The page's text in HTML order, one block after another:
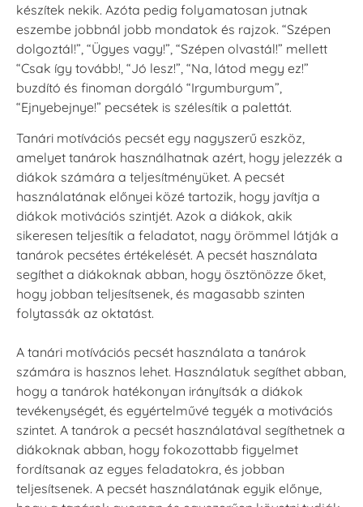
készítek nekik. Azóta pedig folyamatosan jutnak
eszembe jobbnál jobb mondatok és rajzok. “Szépen
dolgoztál!”, “Ügyes vagy!”, “Szépen olvastál!” mellett
“Csak így tovább!, “Jó lesz!”, “Na, látod megy ez!”
buzdító és finoman dorgáló “Irgumburgum”,
“Ejnyebejnye!” pecsétek is szélesítik a palettát.
Tanári motívációs pecsét egy nagyszerű eszköz,
amelyet tanárok használhatnak azért, hogy jelezzék a
diákok számára a teljesítményüket. A pecsét
használatának előnyei közé tartozik, hogy javítja a
diákok motivációs szintjét. Azok a diákok, akik
sikeresen teljesítik a feladatot, nagy örömmel látják a
tanárok pecsétes értékelését. A pecsét használata
segíthet a diákoknak abban, hogy ösztönözze őket,
hogy jobban teljesítsenek, és magasabb szinten
folytassák az oktatást.
A tanári motívációs pecsét használata a tanárok
számára is hasznos lehet. Használatuk segíthet abban,
hogy a tanárok hatékonyan irányítsák a diákok
tevékenységét, és egyértelművé tegyék a motivációs
szintet. A tanárok a pecsét használatával segíthetnek a
diákoknak abban, hogy fokozottabb figyelmet
fordítsanak az egyes feladatokra, és jobban
teljesítsenek. A pecsét használatának egyik előnye,